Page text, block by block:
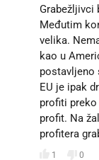
Grabežljivci
Međutim
velika.
kao u
postavljeno
EU je ipak
profiti preko
profit. Na
profitera
1 0